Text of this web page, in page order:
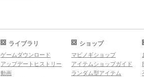
ライブラリ
ゲームダウンロード
アップデートヒストリー
動画
ショップ
マビノギショップ
アイテムショップガイド
ランダム型アイテム